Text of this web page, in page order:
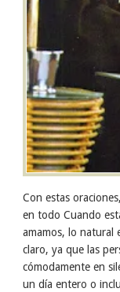
Con estas
en todo Cuando
amamos, lo natural
claro, ya que las
cómodamente en
un día entero o